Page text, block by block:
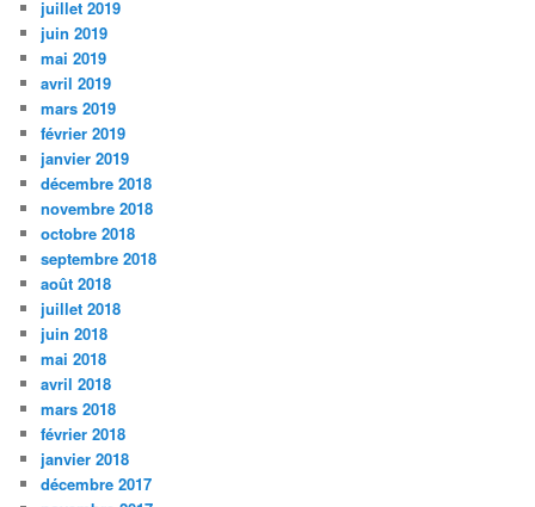
juillet 2019
juin 2019
mai 2019
avril 2019
mars 2019
février 2019
janvier 2019
décembre 2018
novembre 2018
octobre 2018
septembre 2018
août 2018
juillet 2018
juin 2018
mai 2018
avril 2018
mars 2018
février 2018
janvier 2018
décembre 2017